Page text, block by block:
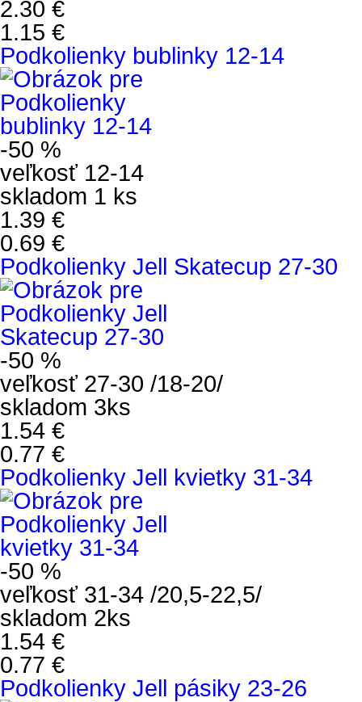
2.30 €
1.15 €
Podkolienky bublinky 12-14
-50 %
veľkosť 12-14
skladom 1 ks
1.39 €
0.69 €
Podkolienky Jell Skatecup 27-30
-50 %
veľkosť 27-30 /18-20/
skladom 3ks
1.54 €
0.77 €
Podkolienky Jell kvietky 31-34
-50 %
veľkosť 31-34 /20,5-22,5/
skladom 2ks
1.54 €
0.77 €
Podkolienky Jell pásiky 23-26